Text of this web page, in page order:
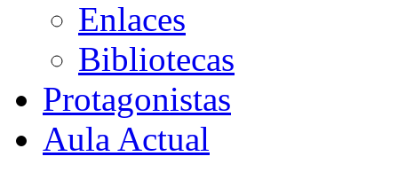
Enlaces
Bibliotecas
Protagonistas
Aula Actual